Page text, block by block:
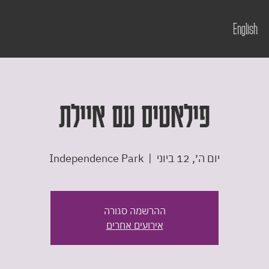
English
פילאטיס עם איילת
יום ה׳, 12 ביוני
  |
Independence Park
ההרשמה סגורה
אירועים אחרים